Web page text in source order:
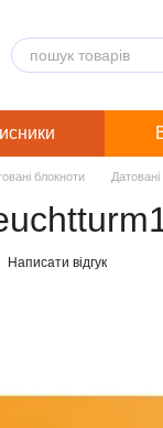
блокноти
Написати відгук